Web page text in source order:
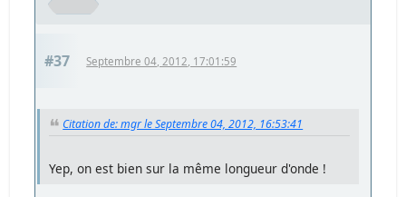
#37 Septembre 04, 2012, 17:01:59
Citation de: mgr le Septembre 04, 2012, 16:53:41
Yep, on est bien sur la même longueur d'onde !